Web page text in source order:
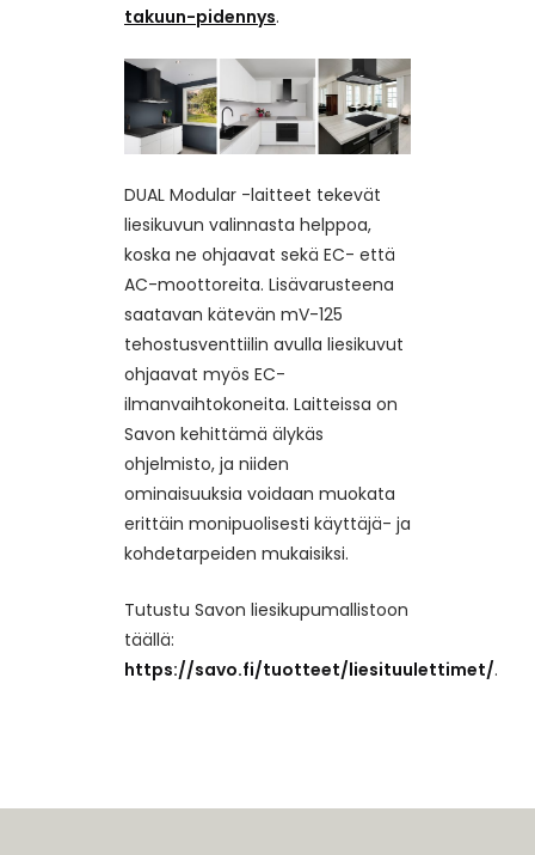
takuun-pidennys.
DUAL Modular -laitteet tekevät
liesikuvun valinnasta helppoa,
koska ne ohjaavat sekä EC- että
AC-moottoreita. Lisävarusteena
saatavan kätevän mV-125
tehostusventtiilin avulla liesikuvut
ohjaavat myös EC-
ilmanvaihtokoneita. Laitteissa on
Savon kehittämä älykäs
ohjelmisto, ja niiden
ominaisuuksia voidaan muokata
erittäin monipuolisesti käyttäjä- ja
kohdetarpeiden mukaisiksi.
Tutustu Savon liesikupumallistoon
täällä:
https://savo.fi/tuotteet/liesituulettimet/.